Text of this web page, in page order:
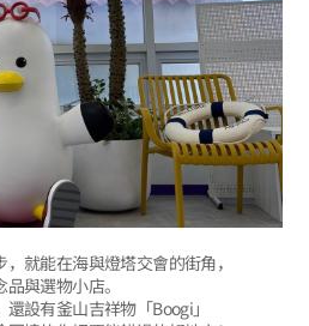
就能在海與燈塔交會的街角，
與選物小店。
設有釜山吉祥物「Boogi」